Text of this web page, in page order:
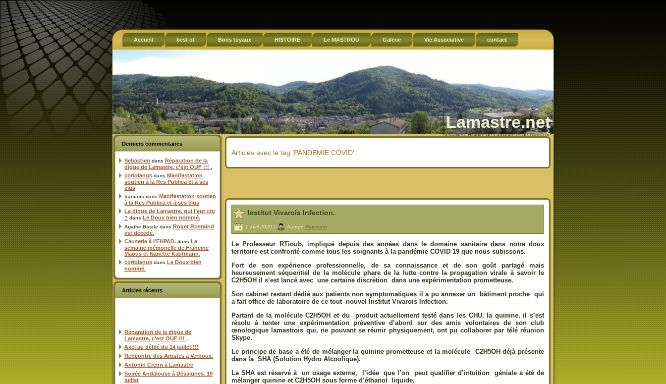
Accueil best of Bons tuyaux HISTOIRE Le MASTROU Galerie Vie Associative contact
Lamastre.net
Actualités, Histoire de Lamastre et de l'Ardèche
Derniers commentaires
Sebastien dans Réparation de la
digue de Lamastre, c’est OUF !!! ,
coriolanus dans Manifestation
soutien à la Res Publica et à ses
élus
francois dans Manifestation soutien
à la Res Publica et à ses élus
La digue de Lamastre, qui l’eut cru
? dans Le Doux bien nommé.
Agathe Basile dans Roger Rostaind
est décédé.
Causerie à l’EHPAD. dans La
semaine mémorielle de Francine
Maous et Nanette Kaufmann.
coriolanus dans Le Doux bien
nommé.
Articles récents
Réparation de la digue de
Lamastre, c’est OUF !!! ,
Axel au défilé du 14 juillet !!!
Rencontre des Artistes à Vernoux.
Antonin Crenn à Lamastre
Soirée Andalouse à Désaignes. 19
juillet
Articles avec le tag ‘PANDEMIE COVID’
Institut Vivarois Infection.
1 avril 2020 | Auteur: Raymond
Le Professeur RTioub, impliqué depuis des années dans le domaine sanitaire dans notre doux
territoire est confronté comme tous les soignants à la pandémie COVID 19 que nous subissons.
Fort de son expérience professionnelle, de sa connaissance et de son goût partagé mais
heureusement séquentiel de la molécule phare de la lutte contre la propagation virale à savoir le
C2H5OH il s’est lancé avec une certaine discrétion dans une expérimentation prometteuse.
Son cabinet restant dédié aux patients non symptomatiques il a pu annexer un bâtiment proche qui
a fait office de laboratoire de ce tout nouvel
Institut Vivarois Infection.
Partant de la molécule C2H5OH et du produit actuellement testé dans les CHU, la quinine, il s’est
résolu à tenter une expérimentation préventive d’abord sur des amis volontaires de son club
œnologique lamastrois qui, ne pouvant se réunir physiquement, ont pu collaborer par télé réunion
Skype.
Le principe de base a été de mélanger la quinine prometteuse et la molécule C2H5OH déjà présente
dans la SHA (Solution Hydro Alcoolique).
La SHA est réservé à un usage externe, l’idée que l’on peut qualifier d’intuition géniale a été de
mélanger quinine et C2H5OH sous forme d’éthanol liquide.